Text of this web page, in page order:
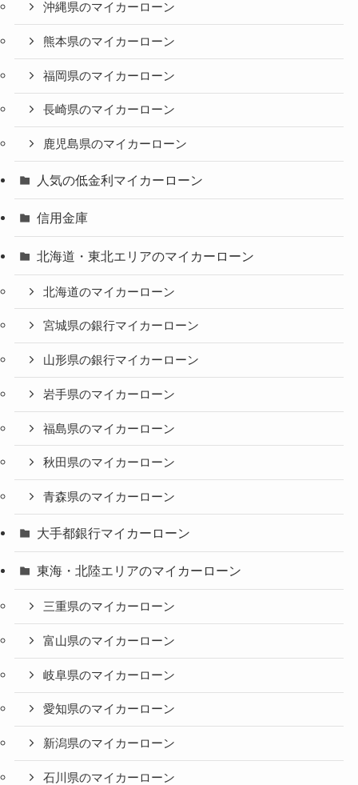
沖縄県のマイカーローン
熊本県のマイカーローン
福岡県のマイカーローン
長崎県のマイカーローン
鹿児島県のマイカーローン
人気の低金利マイカーローン
信用金庫
北海道・東北エリアのマイカーローン
北海道のマイカーローン
宮城県の銀行マイカーローン
山形県の銀行マイカーローン
岩手県のマイカーローン
福島県のマイカーローン
秋田県のマイカーローン
青森県のマイカーローン
大手都銀行マイカーローン
東海・北陸エリアのマイカーローン
三重県のマイカーローン
富山県のマイカーローン
岐阜県のマイカーローン
愛知県のマイカーローン
新潟県のマイカーローン
石川県のマイカーローン